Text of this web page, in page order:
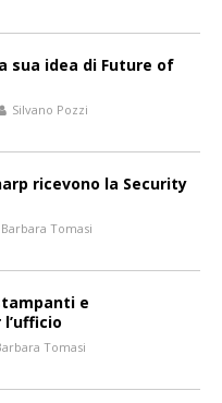
sua idea di Future of
Silvano Pozzi
ricevono la Security
Barbara Tomasi
e
Tomasi